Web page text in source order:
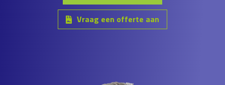
Vraag een offerte aan